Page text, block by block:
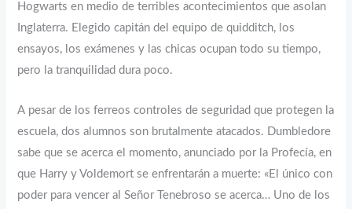
Hogwarts en medio de terribles acontecimientos que asolan
Inglaterra. Elegido capitán del equipo de quidditch, los
ensayos, los exámenes y las chicas ocupan todo su tiempo,
pero la tranquilidad dura poco.
A pesar de los ferreos controles de seguridad que protegen la
escuela, dos alumnos son brutalmente atacados. Dumbledore
sabe que se acerca el momento, anunciado por la Profecía, en
que Harry y Voldemort se enfrentarán a muerte: «El único con
poder para vencer al Señor Tenebroso se acerca… Uno de los